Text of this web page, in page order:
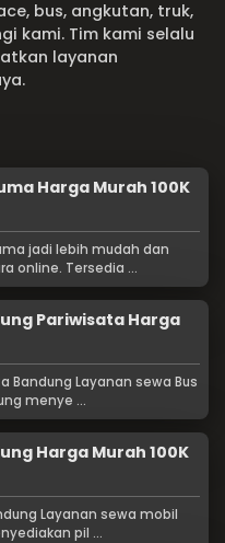
bus, angkutan, truk,
kami. Tim kami selalu
layanan
Harga Murah 100K
jadi lebih mudah dan
online. Tersedia ...
Pariwisata Harga
Bandung Layanan sewa Bus
menye ...
Harga Murah 100K
Layanan sewa mobil
pil ...